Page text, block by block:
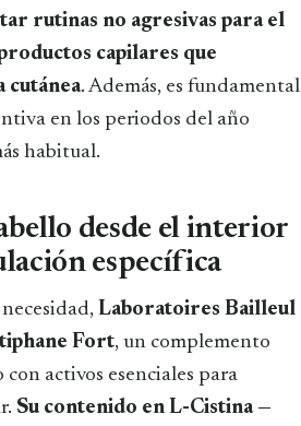
rutinas no agresivas para el
capilares que
cutánea. Además, es fundamental
en los periodos del año
habitual.
desde el interior
específica
Laboratoires Bailleul
Fort, un complemento
activos esenciales para
Su contenido en L-Cistina —